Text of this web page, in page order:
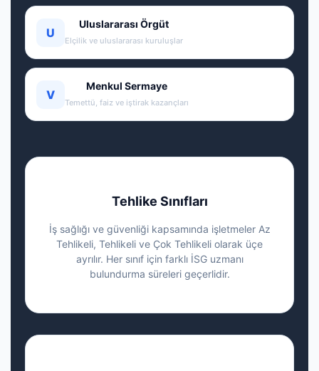
U
Uluslararası Örgüt
Elçilik ve uluslararası kuruluşlar
V
Menkul Sermaye
Temettü, faiz ve iştirak kazançları
Tehlike Sınıfları
İş sağlığı ve güvenliği kapsamında işletmeler Az
Tehlikeli, Tehlikeli ve Çok Tehlikeli olarak üçe
ayrılır. Her sınıf için farklı İSG uzmanı
bulundurma süreleri geçerlidir.